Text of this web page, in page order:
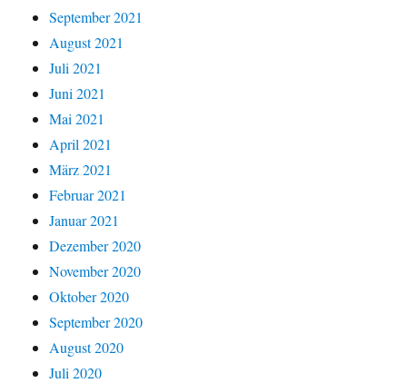
September 2021
August 2021
Juli 2021
Juni 2021
Mai 2021
April 2021
März 2021
Februar 2021
Januar 2021
Dezember 2020
November 2020
Oktober 2020
September 2020
August 2020
Juli 2020